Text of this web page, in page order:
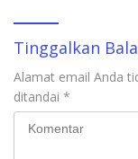
Tinggalkan
Alamat email Anda
ditandai *